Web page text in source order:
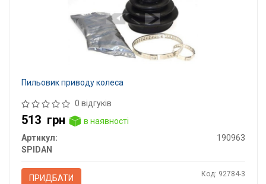
Пильовик приводу колеса
0 відгуків
513 грн
в наявності
Артикул:
190963
SPIDAN
ПРИДБАТИ Код: 92784-3